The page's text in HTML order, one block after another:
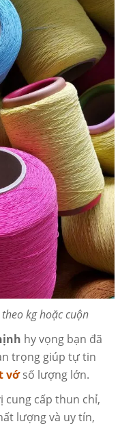
kg hoặc cuộn
hy vọng bạn đã
trọng giúp tự tin
vớsố lượng lớn.
cung cấp thun chỉ,
lượng và uy tín,